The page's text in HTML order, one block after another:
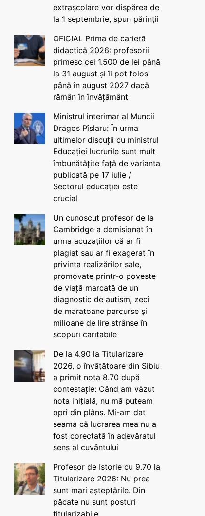
extrașcolare vor dispărea de
la 1 septembrie, spun părinții
OFICIAL Prima de carieră
didactică 2026: profesorii
primesc cei 1.500 de lei până
la 31 august și îi pot folosi
până în august 2027 dacă
rămân în învățământ
Ministrul interimar al Muncii
Dragos Pîslaru: În urma
ultimelor discuții cu ministrul
Educației lucrurile sunt mult
îmbunătățite față de varianta
publicată pe 17 iulie /
Sectorul educației este
crucial
Un cunoscut profesor de la
Cambridge a demisionat în
urma acuzațiilor că ar fi
plagiat sau ar fi exagerat în
privința realizărilor sale,
promovate printr-o poveste
de viață marcată de un
diagnostic de autism, zeci
de maratoane parcurse și
milioane de lire strânse în
scopuri caritabile
De la 4.90 la Titularizare
2026, o învățătoare din Sibiu
a primit nota 8.70 după
contestație: Când am văzut
nota inițială, nu mă puteam
opri din plâns. Mi-am dat
seama că lucrarea mea nu a
fost corectată în adevăratul
sens al cuvântului
Profesor de Istorie cu 9.70 la
Titularizare 2026: Nu prea
sunt mari așteptările. Din
păcate nu sunt posturi
titularizabile